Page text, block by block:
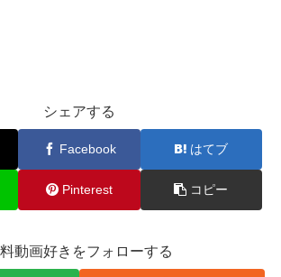
シェアする
Facebook はてブ
Pinterest コピー
動画好きをフォローする